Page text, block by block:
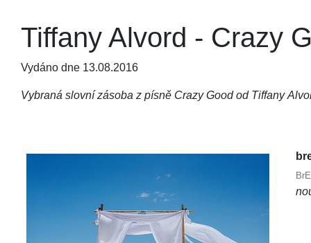
Tiffany Alvord - Crazy
Vydáno dne 13.08.2016
Vybraná slovní zásoba z písně Crazy Good od Tiffany
BrE